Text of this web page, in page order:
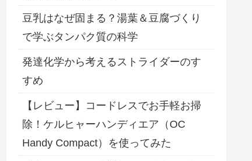
豆乳はなぜ固まる？湯葉＆豆腐づくり
で学ぶタンパク質の科学
発達化学から考えるストライダーのす
すめ
【レビュー】コードレスでお手軽お掃
除！ケルヒャーハンディエア（OC
Handy Compact）を使ってみた